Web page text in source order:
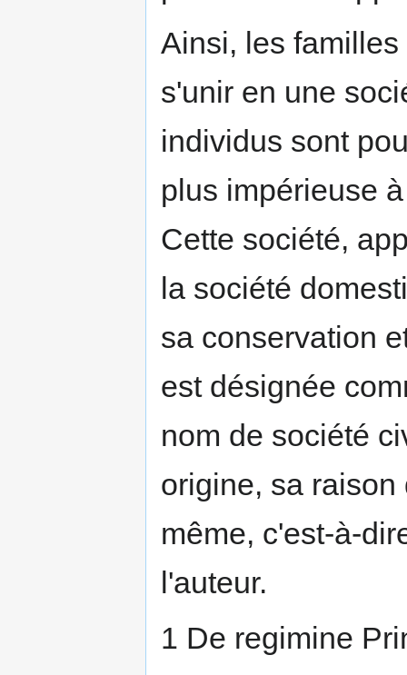
Ainsi, les
s'unir en une
individus sont
plus impérieuse
Cette société,
la société
sa conservation
est désignée
nom de société
origine, sa
même, c'est-à-
l'auteur.
1 De regimine